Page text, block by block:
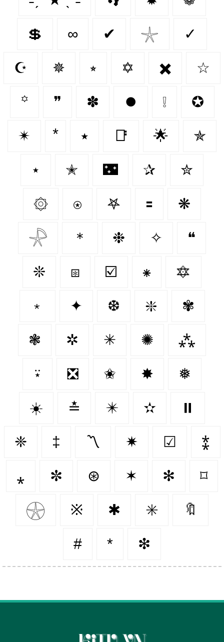
💲 ∞ ✔ 𓇼 ✓
☪️ ✵ ⭒ ✡ ✖️ ☆
꙳ ❞ ✽ ⏺️ ❕ ✪
✴ ٭ 📑 🌟 ✯
⋆ ✭ 🌃 ✰ ✮
۞ ⍟ 𖤐 🟰 ❋
𓇻 ＊ ❉ ✧ ❝
❊ ⧆ ☑️ ⁕ 🔯
﹡ ✦ ❆ ❇️ ✾
❃ ✲ ✳ ✺ ⁂
⍣ ❎ ✬ ✸ ❅
☀️ ≛ ✴️ ✫ ⏸️
❈ ‡ 〽 ✷ ☑ ⁑
⁎ ✼ ⊛ ✶ ✻ ⌑
𓇽 ※ ✱ ✳️ 🔖
# * ❇